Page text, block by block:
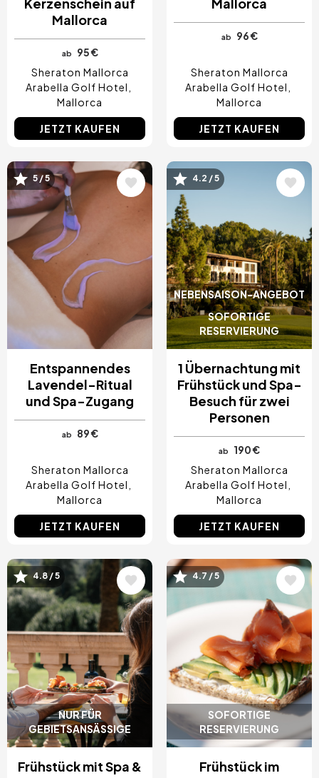
Mallorca
ab
95 €
Sheraton Mallorca
Arabella Golf Hotel
Mallorca
JETZT KAUFEN
ab 96 €
Sheraton Mallorca
Arabella Golf Hotel
Mallorca
JETZT KAUFEN
Bild5 / 5
Entspannendes
Lavendel-Ritual
und Spa-Zugang
ab 89 €
Sheraton Mallorca
Arabella Golf Hotel
Mallorca
JETZT KAUFEN
NEBENSAISON-ANGEBOT
SOFORTIGE
RESERVIERUNG
Bild4.2 / 5
1 Übernachtung mit
Frühstück und Spa-
Besuch für zwei
Personen
ab
190 €
Sheraton Mallorca
Arabella Golf Hotel
Mallorca
JETZT KAUFEN
NUR FÜR
GEBIETSANSÄSSIGE
Bild4.8 / 5
Frühstück mit Spa &
SOFORTIGE
RESERVIERUNG
Bild4.7 / 5
Frühstück im